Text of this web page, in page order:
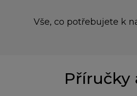
Vše, co potřebujete k
Příručky